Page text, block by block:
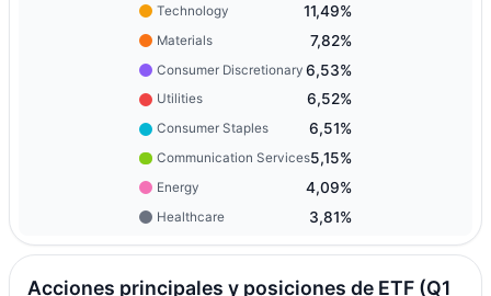
Technology 11,49%
Materials 7,82%
Consumer Discretionary 6,53%
Utilities 6,52%
Consumer Staples 6,51%
Communication Services5,15%
Energy 4,09%
Healthcare 3,81%
Acciones principales y posiciones de ETF (Q1